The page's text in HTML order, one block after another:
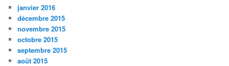
janvier 2016
décembre 2015
novembre 2015
octobre 2015
septembre 2015
août 2015